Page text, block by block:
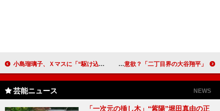
小島瑠璃子、Ｘマスに「“駆け込み彼氏”募集中」 理想は「向井理さんのルックスで中身は…」 ミッツ・マングローブ、男性役に挑戦！ “二刀流”にも意欲？「二丁目界の大谷翔平」
芸能ニュース NEWS
「一次元の挿し木」“紫陽”堀田真由の正